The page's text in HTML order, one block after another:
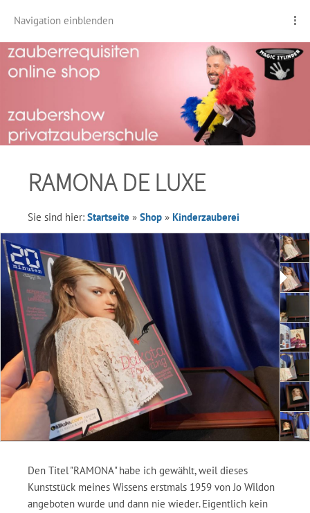
Navigation einblenden
RAMONA DE LUXE
Sie sind hier: Startseite » Shop » Kinderzauberei
Den Titel "RAMONA" habe ich gewählt, weil dieses
Kunststück meines Wissens erstmals 1959 von Jo Wildon
angeboten wurde und dann nie wieder. Eigentlich kein